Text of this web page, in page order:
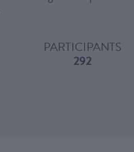
PARTICIPANTS
292